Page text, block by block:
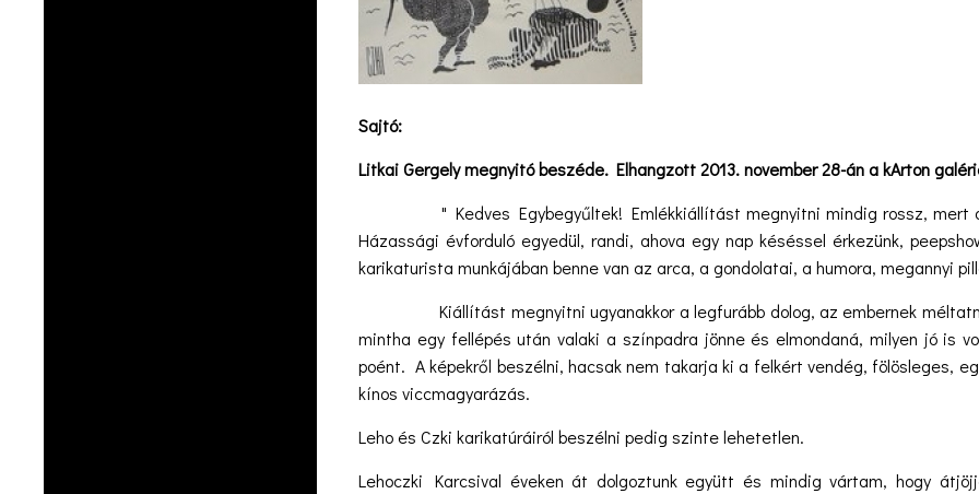
Sajtó:
Litkai Gergely megnyitó beszéde. Elhangzott 2013. november 28-án a kArton
" Kedves Egybegyűltek! Emlékkiállítást megnyitni mindig rossz, mert
Házassági évforduló egyedül, randi, ahova egy nap késéssel érkezünk,
karikaturista munkájában benne van az arca, a gondolatai, a humora, megannyi
Kiállítást megnyitni ugyanakkor a legfurább dolog, az embernek méltatnia
mintha egy fellépés után valaki a színpadra jönne és elmondaná, milyen jó is
poént. A képekről beszélni, hacsak nem takarja ki a felkért vendég, fölösleges,
kínos viccmagyarázás.
Leho és Czki karikatúráiról beszélni pedig szinte lehetetlen.
Lehoczki Karcsival éveken át dolgoztunk együtt és mindig vártam, hogy